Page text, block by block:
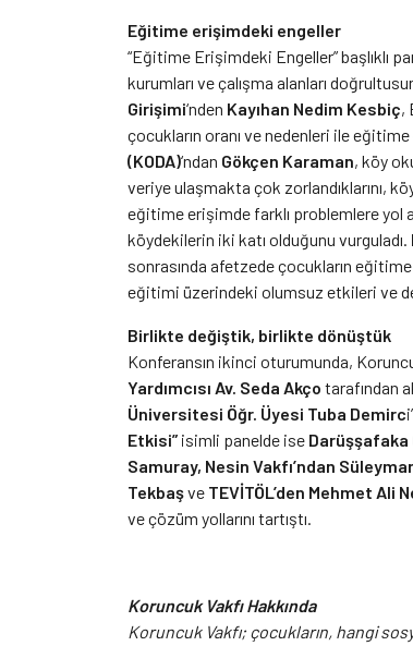
Eğitime erişimdeki engeller
“Eğitime Erişimdeki Engeller” başlıklı
kurumları ve çalışma alanları
Girişimi‘nden Kayıhan Nedim Kesbiç,
çocukların oranı ve nedenleri ile
(KODA)‘ndan Gökçen Karaman, köy
veriye ulaşmakta çok zorlandıklarını,
eğitime erişimde farklı problemlere yol
köydekilerin iki katı olduğunu vurguladı.
sonrasında afetzede çocukların
eğitimi üzerindeki olumsuz etkileri ve
Birlikte değiştik, birlikte dönüştük
Konferansın ikinci oturumunda,
Yardımcısı Av. Seda Akço tarafından
Üniversitesi Öğr. Üyesi Tuba Demirc
Etkisi” isimli panelde ise Darüşşafaka
Samuray, Nesin Vakfı’ndan
Tekbaşve TEVİTÖL’den Mehmet Ali
ve çözüm yollarını tartıştı.
Koruncuk Vakfı Hakkında
Koruncuk Vakfı; çocukların, hangi